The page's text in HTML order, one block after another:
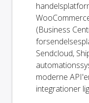
(Business
Sendcloud,
moderne
integrationer